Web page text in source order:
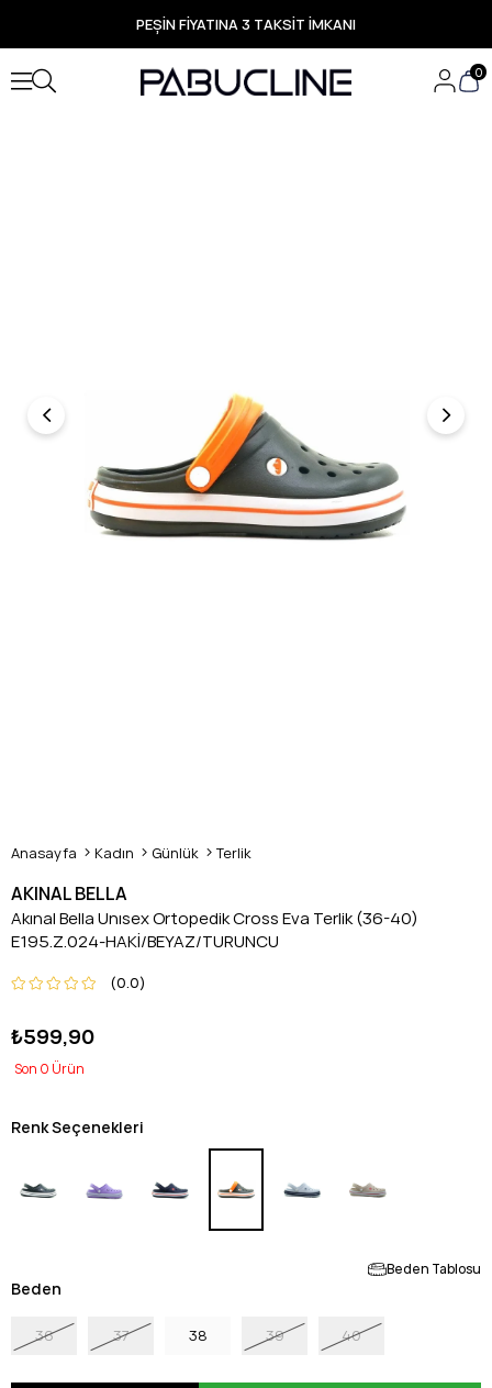
PEŞİN FİYATINA 3 TAKSİT İMKANI
TÜM ÜRÜNLERDE ÜCRETSİZ KARGO
Yeni Sezon Ürünlerde Özel Fırsatlar
Seçili Ürünlerde Hızlı Teslimat
0
Anasayfa Kadın Günlük Terlik
AKINAL BELLA
Akınal Bella Unısex Ortopedik Cross Eva Terlik (36-40)
E195.Z.024-HAKİ/BEYAZ/TURUNCU
0.0
₺599,90
0
Renk Seçenekleri
Beden Tablosu
Beden
36 37 38 39 40